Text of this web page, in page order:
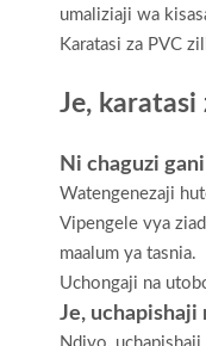
umaliziaji wa
Karatasi za PVC
Je, karatasi
Ni chaguzi
Watengenezaji
Vipengele vya
maalum ya tasnia.
Uchongaji na
Je, uchapishaji